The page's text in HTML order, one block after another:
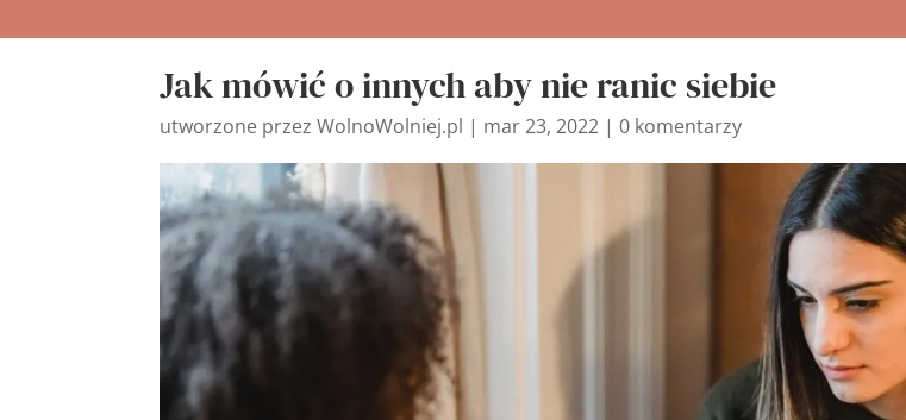
Jak mówić o innych aby nie ranic siebie
utworzone przezWolnoWolniej.pl | mar 23, 2022 |0 komentarzy